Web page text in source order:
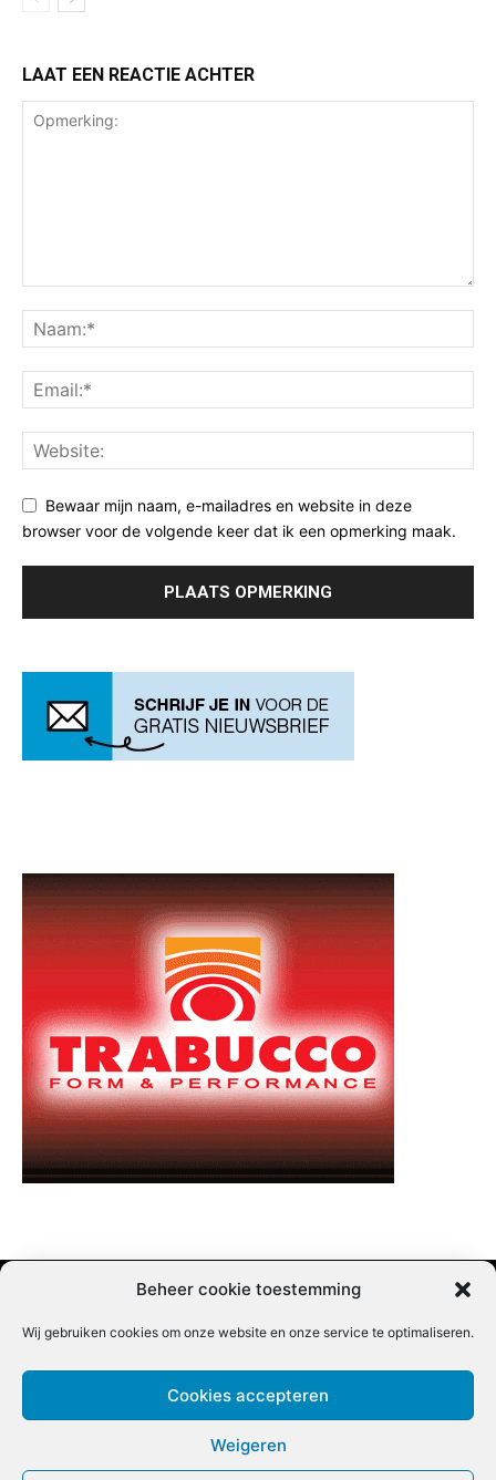
Beheer cookie toestemming
Wij gebruiken cookies om onze website en onze service te optimaliseren.
Cookies accepteren
Weigeren
LAAT EEN REACTIE ACHTER
Bewaar mijn naam, e-mailadres en website in deze
browser voor de volgende keer dat ik een opmerking maak.
Nieuwsbrief inschrijven | Partner content